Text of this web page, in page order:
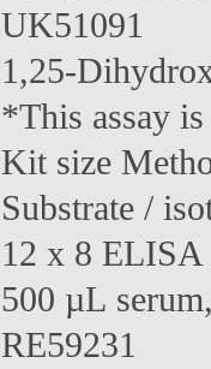
UK51091
1,25-
*This assay
Kit size
Substrate /
12 x 8
500 µL
RE59231